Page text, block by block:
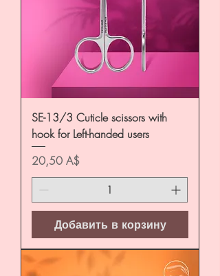
SE-13/3 Cuticle scissors with
hook for Left-handed users
Цена
20,50 A$
Добавить в корзину